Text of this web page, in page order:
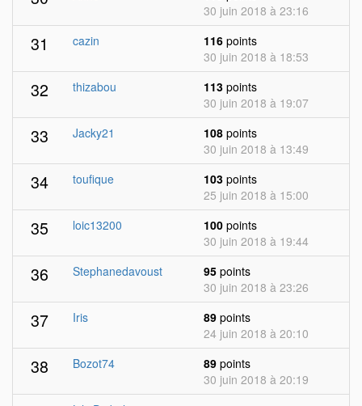
30 juin 2018 à 23:16
31 cazin 116 points
30 juin 2018 à 18:53
32 thizabou 113 points
30 juin 2018 à 19:07
33 Jacky21 108 points
30 juin 2018 à 13:49
34 toufique 103 points
25 juin 2018 à 15:00
35 loic13200 100 points
30 juin 2018 à 19:44
36 Stephanedavoust 95 points
30 juin 2018 à 23:26
37 Iris 89 points
24 juin 2018 à 20:10
38 Bozot74 89 points
30 juin 2018 à 20:19